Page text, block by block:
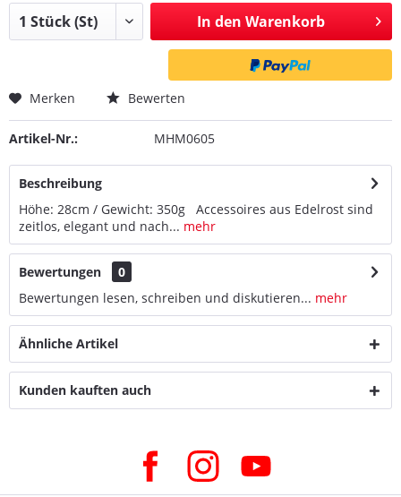
In den Warenkorb
Merken Bewerten
Artikel-Nr.: MHM0605
Beschreibung
Höhe: 28cm / Gewicht: 350g Accessoires aus Edelrost sind
zeitlos, elegant und nach... mehr
Bewertungen
0
Bewertungen lesen, schreiben und diskutieren... mehr
Ähnliche Artikel
Kunden kauften auch